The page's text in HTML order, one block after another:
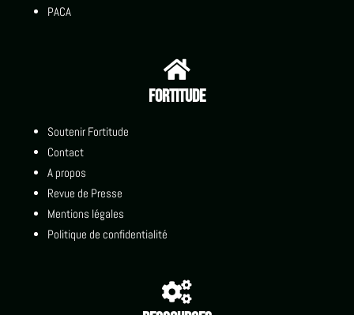
PACA

Fortitude
Soutenir Fortitude
Contact
A propos
Revue de Presse
Mentions légales
Politique de confidentialité
